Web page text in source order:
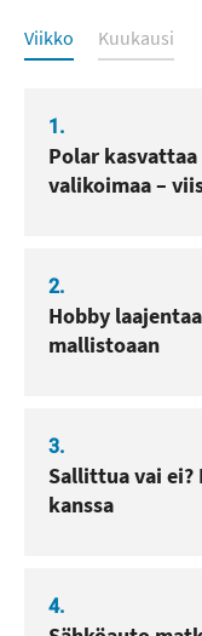
Luetuimmat
Viikko Kuukausi
1.
Polar
valikoimaa –
2.
Hobby
mallistoaan
3.
Sallittua vai ei?
kanssa
4.